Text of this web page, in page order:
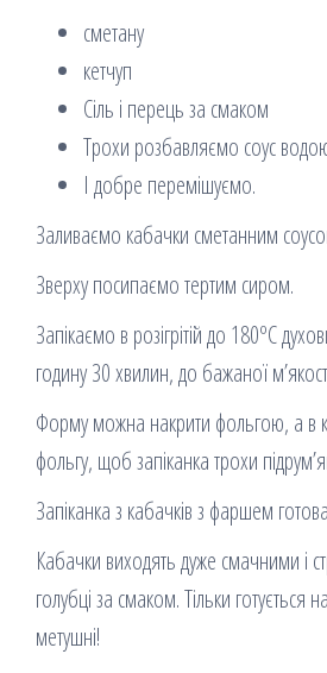
сметану
кетчуп
Сіль і перець за смаком
Трохи розбавляємо соус
І добре перемішуємо.
Заливаємо кабачки сметанним
Зверху посипаємо тертим сиром.
Запікаємо в розігрітій до 180ºC
годину 30 хвилин, до бажаної
Форму можна накрити фольгою, а в
фольгу, щоб запіканка трохи
Запіканка з кабачків з фаршем
Кабачки виходять дуже смачними і
голубці за смаком. Тільки готується
метушні!